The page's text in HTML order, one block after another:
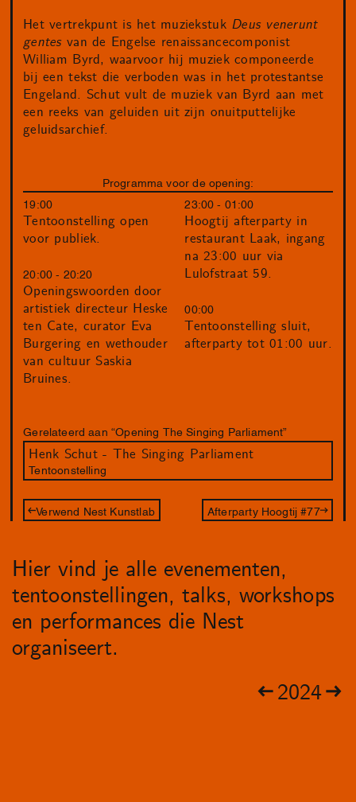
Het vertrekpunt is het muziekstuk Deus venerunt
gentesvan de Engelse renaissancecomponist
William Byrd, waarvoor hij muziek componeerde
bij een tekst die verboden was in het protestantse
Engeland. Schut vult de muziek van Byrd aan met
een reeks van geluiden uit zijn onuitputtelijke
geluidsarchief.
Programma voor de opening:
19:00
Tentoonstelling open
voor publiek.
20:00 - 20:20
Openingswoorden door
artistiek directeur Heske
ten Cate, curator Eva
Burgering en wethouder
van cultuur Saskia
Bruines.
23:00 - 01:00
Hoogtij afterparty in
restaurant Laak, ingang
na 23:00 uur via
Lulofstraat 59.
00:00
Tentoonstelling sluit,
afterparty tot 01:00 uur.
Gerelateerd aan “Opening The Singing Parliament”
Henk Schut - The Singing Parliament
Tentoonstelling
Verwend Nest Kunstlab Afterparty Hoogtij #77
Hier vind je alle evenementen,
tentoonstellingen, talks, workshops
en performances die Nest
organiseert.
2024